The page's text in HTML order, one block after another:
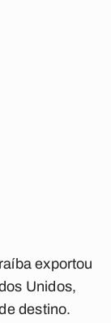
exportou
Unidos,
destino.